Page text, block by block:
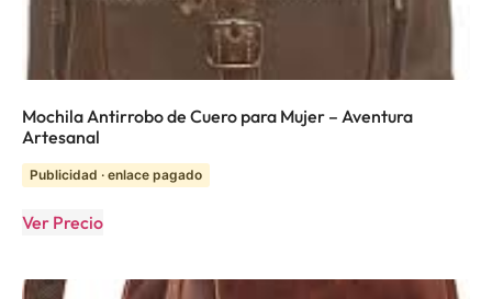
Mochila Antirrobo de Cuero para Mujer – Aventura
Artesanal
Publicidad · enlace pagado
Ver Precio